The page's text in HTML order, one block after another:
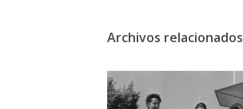
Archivos relacionados
Fotografía